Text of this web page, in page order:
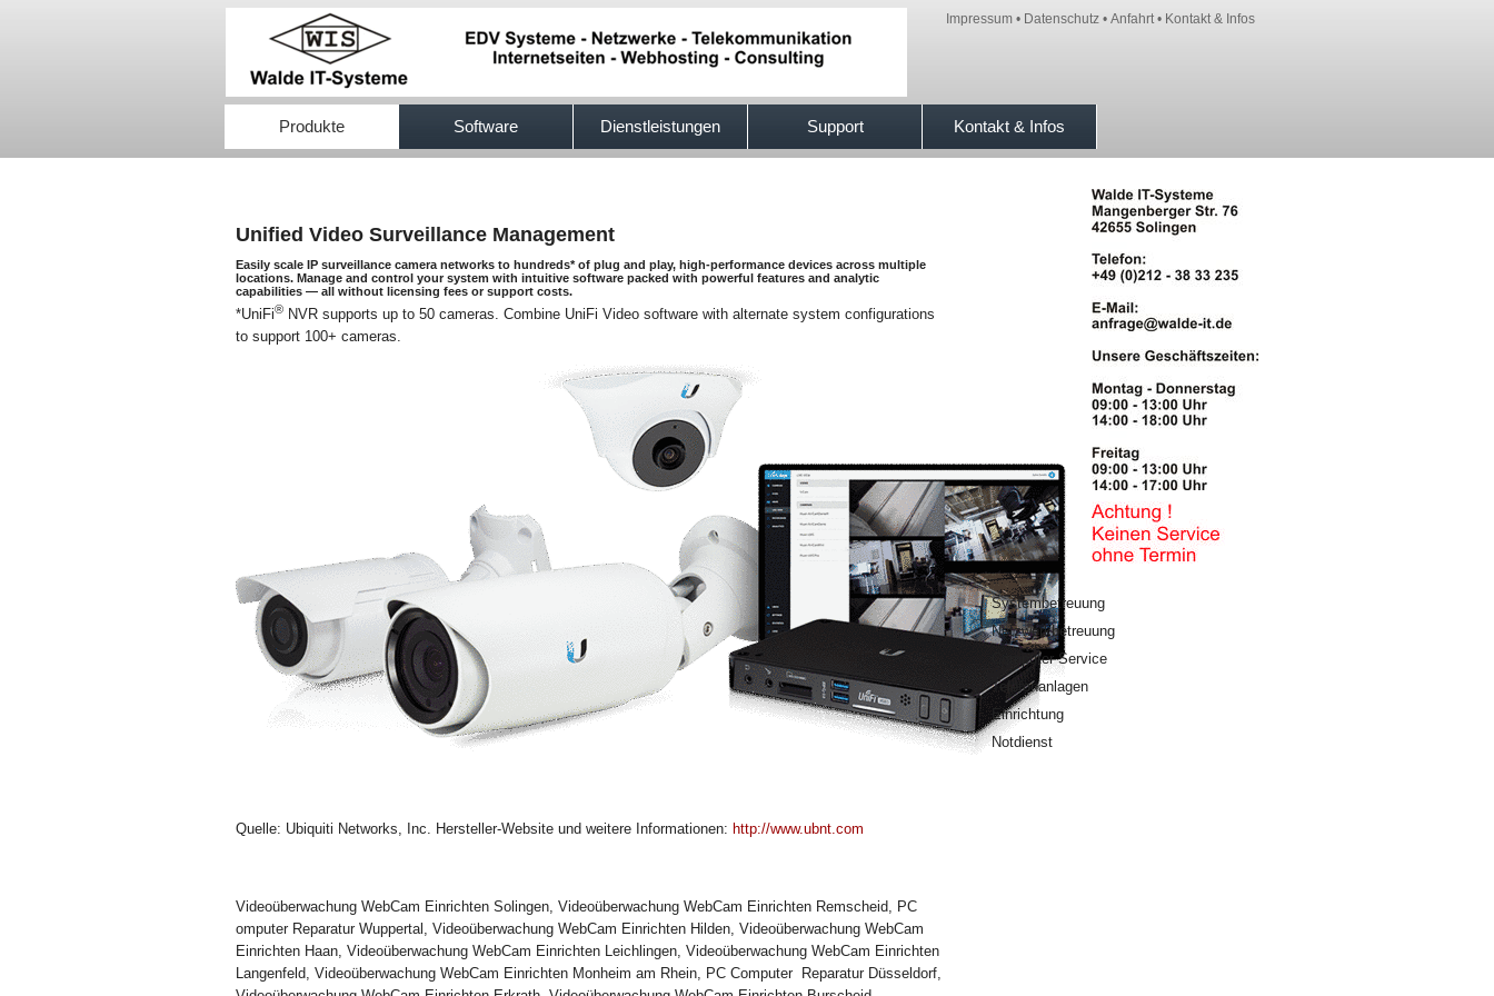
Impressum • Datenschutz • Anfahrt• Kontakt & Infos
Produkte Software Dienstleistungen Support Kontakt & Infos
Unified Video Surveillance Management
Easily scale IP surveillance camera networks to hundreds* of plug and play, high-performance devices across multiple
locations. Manage and control your system with intuitive software packed with powerful features and analytic
capabilities — all without licensing fees or support costs.
*UniFi® NVR supports up to 50 cameras. Combine UniFi Video software with alternate system configurations
to support 100+ cameras.
Quelle: Ubiquiti Networks, Inc. Hersteller-Website und weitere Informationen: http://www.ubnt.com
Videoüberwachung WebCam Einrichten Solingen, Videoüberwachung WebCam Einrichten Remscheid, PC
omputer Reparatur Wuppertal, Videoüberwachung WebCam Einrichten Hilden, Videoüberwachung WebCam
Einrichten Haan, Videoüberwachung WebCam Einrichten Leichlingen, Videoüberwachung WebCam Einrichten
Langenfeld, Videoüberwachung WebCam Einrichten Monheim am Rhein, PC Computer Reparatur Düsseldorf,
Systembetreuung
Netzwerkbetreuung
Computer Service
Telefonanlagen
Einrichtung
Notdienst